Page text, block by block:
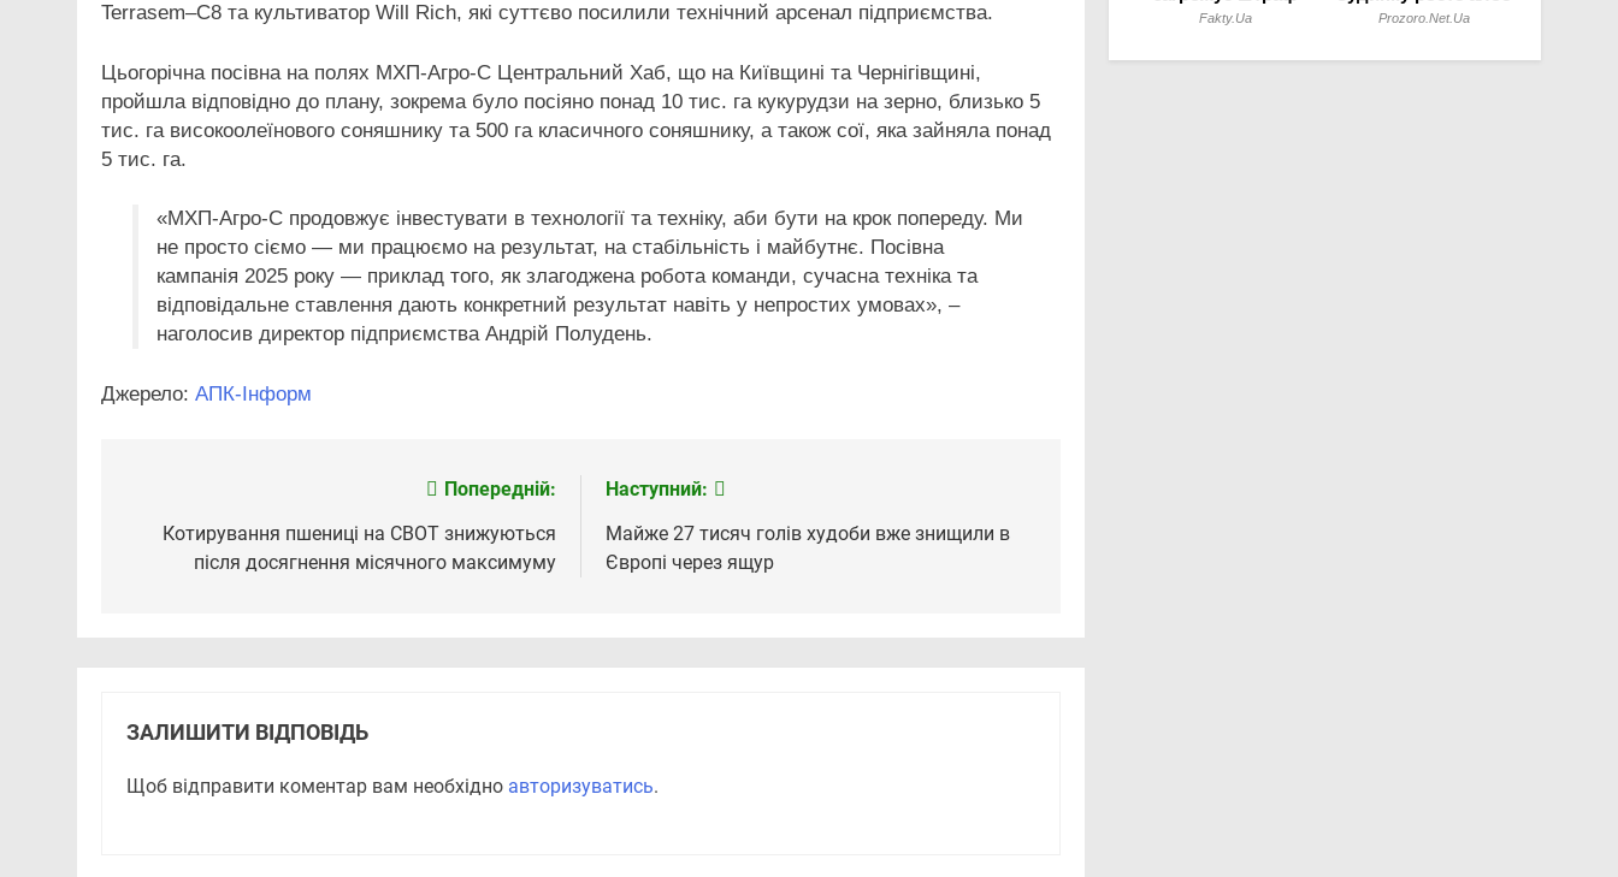
Terrasem–C8 та культиватор Will Rich, які суттєво посилили технічний арсенал підприємства.
Цьогорічна посівна на полях МХП-Агро-С Центральний Хаб, що на Київщині та Чернігівщині,
пройшла відповідно до плану, зокрема було посіяно понад 10 тис. га кукурудзи на зерно, близько 5
тис. га високоолеїнового соняшнику та 500 га класичного соняшнику, а також сої, яка зайняла понад
5 тис. га.
«МХП-Агро-С продовжує інвестувати в технології та техніку, аби бути на крок попереду. Ми
не просто сіємо — ми працюємо на результат, на стабільність і майбутнє. Посівна
кампанія 2025 року — приклад того, як злагоджена робота команди, сучасна техніка та
відповідальне ставлення дають конкретний результат навіть у непростих умовах», –
наголосив директор підприємства Андрій Полудень.
Джерело: АПК-Інформ
записів
Попередній:
Котирування пшениці на CBOT знижуються
після досягнення місячного максимуму
Наступний:
Майже 27 тисяч голів худоби вже знищили в
Європі через ящур
ЗАЛИШИТИ ВІДПОВІДЬ
Щоб відправити коментар вам необхідно авторизуватись.